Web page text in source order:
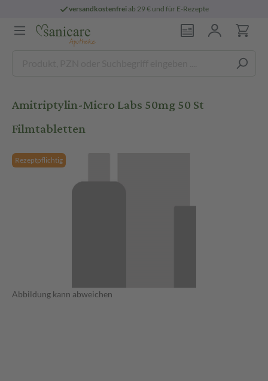
versandkostenfreiab 29 € und für E-Rezepte
Amitriptylin-Micro Labs 50mg 50 St
Filmtabletten
Rezeptpflichtig
Abbildung kann abweichen